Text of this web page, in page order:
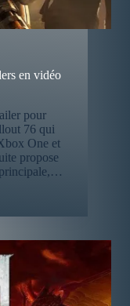
en vidéo
pour
76 qui
One et
propose
principale,…